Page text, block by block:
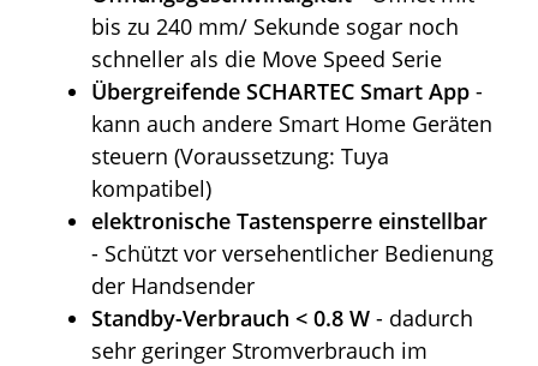
bis zu 240 mm/ Sekunde sogar noch
schneller als die Move Speed Serie
Übergreifende SCHARTEC Smart App -
kann auch andere Smart Home Geräten
steuern (Voraussetzung: Tuya
kompatibel)
elektronische Tastensperre einstellbar
- Schützt vor versehentlicher Bedienung
der Handsender
Standby-Verbrauch < 0.8 W - dadurch
sehr geringer Stromverbrauch im